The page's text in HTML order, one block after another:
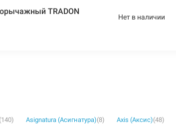
TRADON
Нет в наличии
(140) Asignatura (Асигнатура)(8) Axis (Аксис)(48)